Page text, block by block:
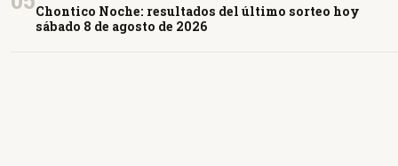
Chontico Noche: resultados del último sorteo hoy
sábado 8 de agosto de 2026